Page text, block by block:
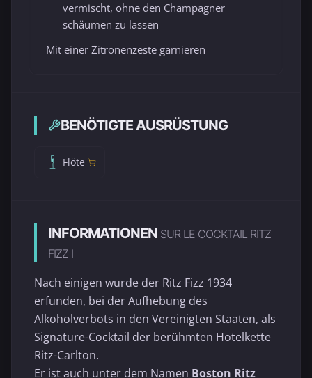
vermischt, ohne den Champagner
schäumen zu lassen
Mit einer Zitronenzeste garnieren
BENÖTIGTE AUSRÜSTUNG
Flöte
INFORMATIONEN SUR LE COCKTAIL RITZ
FIZZ I
Nach einigen wurde der Ritz Fizz 1934
erfunden, bei der Aufhebung des
Alkoholverbots in den Vereinigten Staaten, als
Signature-Cocktail der berühmten Hotelkette
Ritz-Carlton.
Er ist auch unter dem Namen Boston Ritz